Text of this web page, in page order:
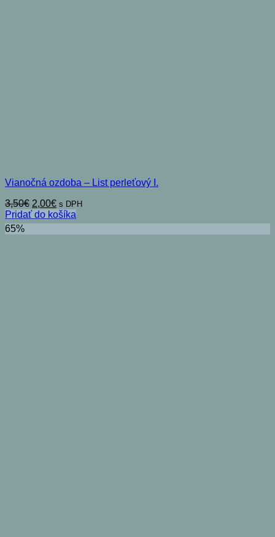
Vianočná ozdoba – List perleťový I.
3,50€ Pôvodná
cena
bola:
3,50€.
2,00€Aktuálna
cena
je:
2,00€.
s DPH
Pridať do košíka
65%